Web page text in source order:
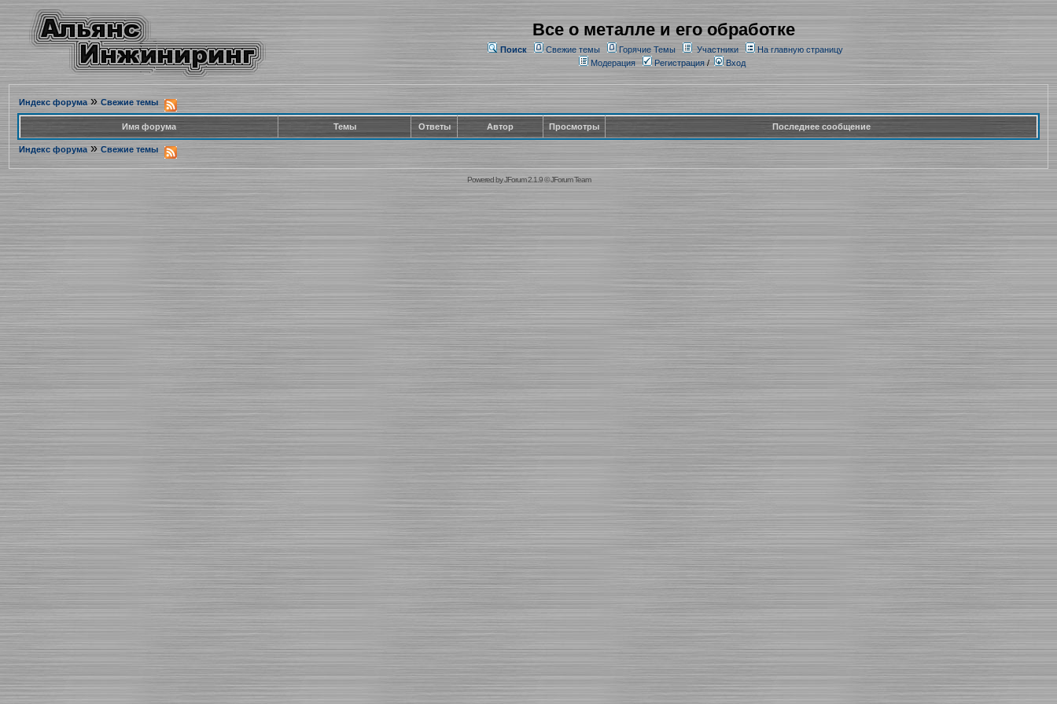
Все о металле и его обработке
Поиск Свежие темы Горячие Темы Участники
На главную страницу
Модерация
Регистрация/ Вход
Индекс форума» Свежие темы
Имя форума Темы Ответы Автор Просмотры Последнее сообщение
Индекс форума » Свежие темы
Powered byJForum 2.1.9©JForum Team